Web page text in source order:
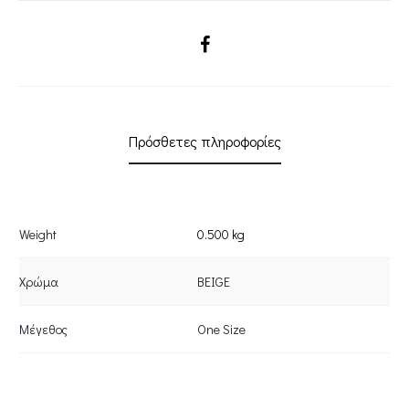
SHARE
Πρόσθετες πληροφορίες
Weight 0.500 kg
Χρώμα BEIGE
Μέγεθος One Size